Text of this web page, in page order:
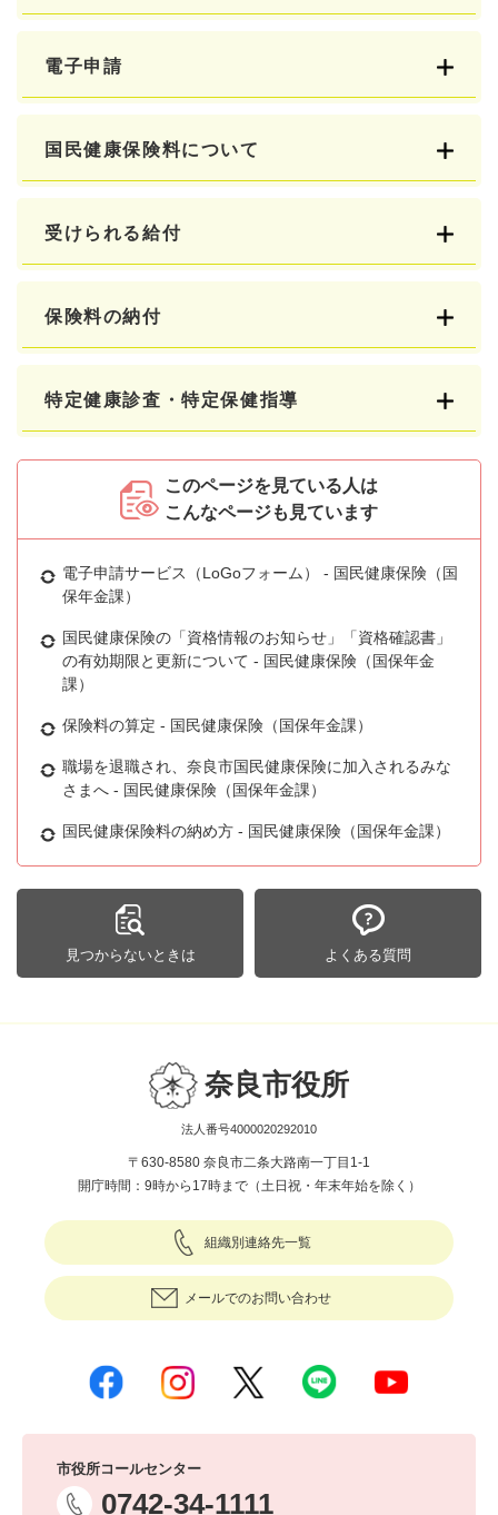
電子申請
国民健康保険料について
受けられる給付
保険料の納付
特定健康診査・特定保健指導
このページを見ている人は
こんなページも見ています
電子申請サービス（LoGoフォーム） - 国民健康保険（国
保年金課）
国民健康保険の「資格情報のお知らせ」「資格確認書」
の有効期限と更新について - 国民健康保険（国保年金
課）
保険料の算定 - 国民健康保険（国保年金課）
職場を退職され、奈良市国民健康保険に加入されるみな
さまへ - 国民健康保険（国保年金課）
国民健康保険料の納め方 - 国民健康保険（国保年金課）
見つからないときは よくある質問
奈良市役所
法人番号4000020292010
〒630-8580 奈良市二条大路南一丁目1-1
開庁時間：9時から17時まで（土日祝・年末年始を除く）
組織別連絡先一覧
メールでのお問い合わせ
市役所コールセンター
0742-34-1111